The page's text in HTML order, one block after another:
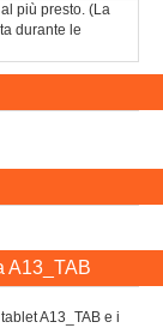
più presto. (La
durante le
A13_TAB
A13_TAB e i